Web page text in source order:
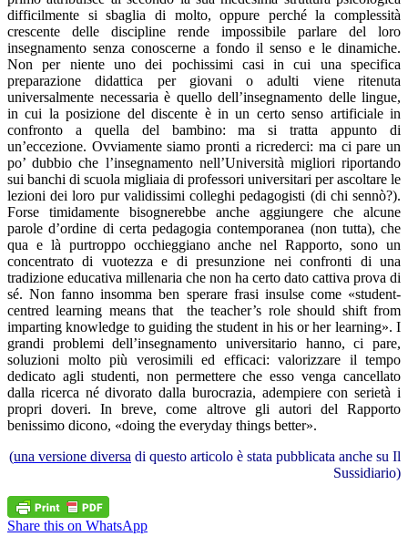
difficilmente si sbaglia di molto, oppure perché la complessità
crescente delle discipline rende impossibile parlare del loro
insegnamento senza conoscerne a fondo il senso e le dinamiche.
Non per niente uno dei pochissimi casi in cui una specifica
preparazione didattica per giovani o adulti viene ritenuta
universalmente necessaria è quello dell’insegnamento delle lingue,
in cui la posizione del discente è in un certo senso artificiale in
confronto a quella del bambino: ma si tratta appunto di
un’eccezione. Ovviamente siamo pronti a ricrederci: ma ci pare un
po’ dubbio che l’insegnamento nell’Università migliori riportando
sui banchi di scuola migliaia di professori universitari per ascoltare le
lezioni dei loro pur validissimi colleghi pedagogisti (di chi sennò?).
Forse timidamente bisognerebbe anche aggiungere che alcune
parole d’ordine di certa pedagogia contemporanea (non tutta), che
qua e là purtroppo occhieggiano anche nel Rapporto, sono un
concentrato di vuotezza e di presunzione nei confronti di una
tradizione educativa millenaria che non ha certo dato cattiva prova di
sé. Non fanno insomma ben sperare frasi insulse come «student-
centred learning means that the teacher’s role should shift from
imparting knowledge to guiding the student in his or her learning». I
grandi problemi dell’insegnamento universitario hanno, ci pare,
soluzioni molto più verosimili ed efficaci: valorizzare il tempo
dedicato agli studenti, non permettere che esso venga cancellato
dalla ricerca né divorato dalla burocrazia, adempiere con serietà i
propri doveri. In breve, come altrove gli autori del Rapporto
benissimo dicono, «doing the everyday things better».
(una versione diversa di questo articolo è stata pubblicata anche su Il
Sussidiario)
Share this on WhatsApp